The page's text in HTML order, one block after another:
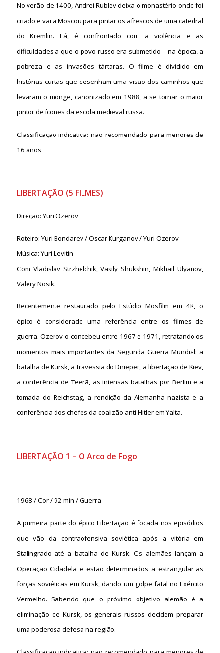
No verão de 1400, Andrei Rublev deixa o monastério onde foi
criado e vai a Moscou para pintar os afrescos de uma catedral
do Kremlin. Lá, é confrontado com a violência e as
dificuldades a que o povo russo era submetido – na época, a
pobreza e as invasões tártaras. O filme é dividido em
histórias curtas que desenham uma visão dos caminhos que
levaram o monge, canonizado em 1988, a se tornar o maior
pintor de ícones da escola medieval russa.
Classificação indicativa: não recomendado para menores de
16 anos
LIBERTAÇÃO (5 FILMES)
Direção: Yuri Ozerov
Roteiro: Yuri Bondarev / Oscar Kurganov / Yuri Ozerov
Música: Yuri Levitin
Com Vladislav Strzhelchik, Vasily Shukshin, Mikhail Ulyanov,
Valery Nosik.
Recentemente restaurado pelo Estúdio Mosfilm em 4K, o
épico é considerado uma referência entre os filmes de
guerra. Ozerov o concebeu entre 1967 e 1971, retratando os
momentos mais importantes da Segunda Guerra Mundial: a
batalha de Kursk, a travessia do Dnieper, a libertação de Kiev,
a conferência de Teerã, as intensas batalhas por Berlim e a
tomada do Reichstag, a rendição da Alemanha nazista e a
conferência dos chefes da coalizão anti-Hitler em Yalta.
LIBERTAÇÃO 1 – O Arco de Fogo
1968 / Cor / 92 min / Guerra
A primeira parte do épico Libertação é focada nos episódios
que vão da contraofensiva soviética após a vitória em
Stalingrado até a batalha de Kursk. Os alemães lançam a
Operação Cidadela e estão determinados a estrangular as
forças soviéticas em Kursk, dando um golpe fatal no Exército
Vermelho. Sabendo que o próximo objetivo alemão é a
eliminação de Kursk, os generais russos decidem preparar
uma poderosa defesa na região.